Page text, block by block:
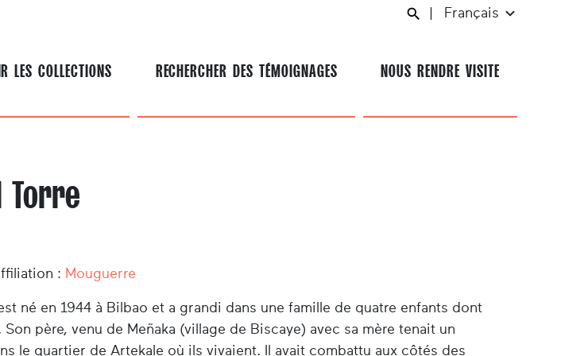
Français
LES COLLECTIONS RECHERCHER DES TÉMOIGNAGES NOUS RENDRE VISITE
Torre
: Mouguerre
né en 1944 à Bilbao et a grandi dans une famille de quatre enfants dont
père, venu de Meñaka (village de Biscaye) avec sa mère tenait un
le quartier de Artekale où ils vivaient. Il avait combattu aux côtés des